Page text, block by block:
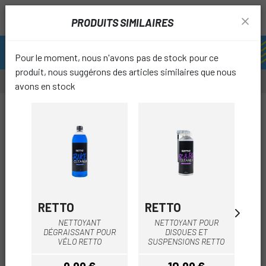
PRODUITS SIMILAIRES
Pour le moment, nous n'avons pas de stock pour ce
produit, nous suggérons des articles similaires que nous
avons en stock
RETTO
NETTOYANT
DÉGRAISSANT POUR
VÉLO RETTO
RETTO
NETTOYANT POUR
DISQUES ET
SUSPENSIONS RETTO